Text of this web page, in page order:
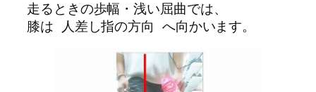
走るときの歩幅・浅い屈曲では、
膝は 人差し指の方向 へ向かいます。